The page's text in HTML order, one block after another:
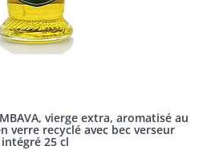
vierge extra, aromatisé au
verre recyclé avec bec verseur
intégré 25 cl